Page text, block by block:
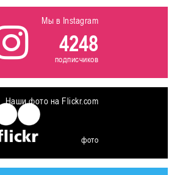
Мы в Instagram
4248
подписчиков
Наши фото на Flickr.com
фото